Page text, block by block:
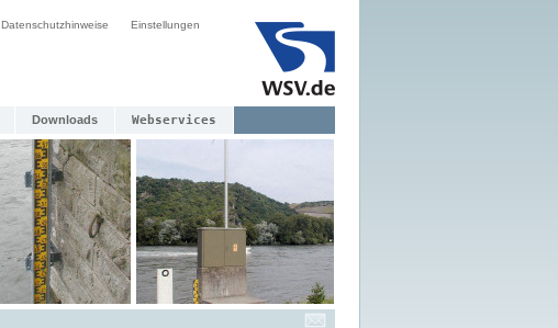
Datenschutzhinweise Einstellungen
Downloads Webservices